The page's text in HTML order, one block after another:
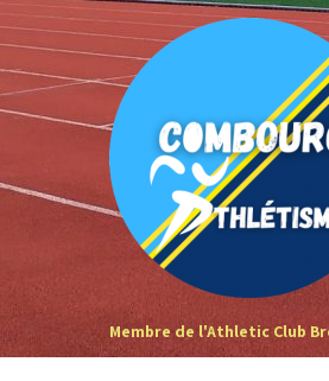
to
content
Membre de l'Athletic Club